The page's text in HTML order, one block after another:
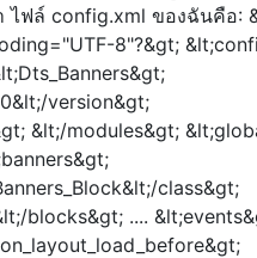
ฟล์ config.xml ของฉันคือ:
8"?&gt;
version&gt;
&lt;/modules&gt;
class&gt;
blocks&gt; ....